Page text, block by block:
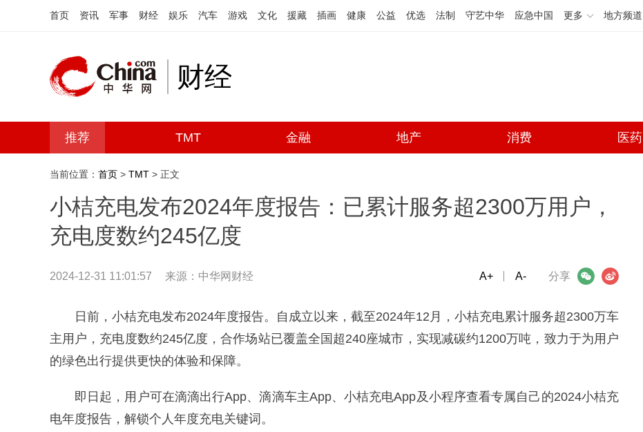
首页 资讯 军事 财经 娱乐 汽车 游戏 文化 援藏 插画 健康 公益 优选 法制 守艺中华 应急中国 更多 地方频道
财经
推荐 TMT 金融 地产 消费 医药
当前位置： 首页 > TMT > 正文
小桔充电发布2024年度报告：已累计服务超2300万用户，
充电度数约245亿度
2024-12-31 11:01:57 来源：中华网财经 分享
微信 微博
A+ A-
日前，小桔充电发布2024年度报告。自成立以来，截至2024年12月，小桔充电累计服务超2300万车
主用户，充电度数约245亿度，合作场站已覆盖全国超240座城市，实现减碳约1200万吨，致力于为用户
的绿色出行提供更快的体验和保障。
即日起，用户可在滴滴出行App、滴滴车主App、小桔充电App及小程序查看专属自己的2024小桔充
电年度报告，解锁个人年度充电关键词。